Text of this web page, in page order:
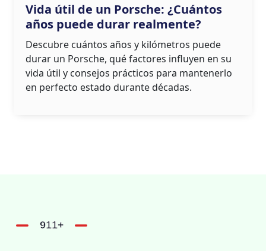
Vida útil de un Porsche: ¿Cuántos
años puede durar realmente?
Descubre cuántos años y kilómetros puede
durar un Porsche, qué factores influyen en su
vida útil y consejos prácticos para mantenerlo
en perfecto estado durante décadas.